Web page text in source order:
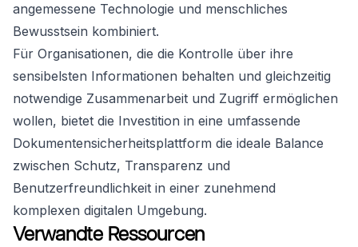
angemessene Technologie und menschliches
Bewusstsein kombiniert.
Für Organisationen, die die Kontrolle über ihre
sensibelsten Informationen behalten und gleichzeitig
notwendige Zusammenarbeit und Zugriff ermöglichen
wollen, bietet die Investition in eine umfassende
Dokumentensicherheitsplattform die ideale Balance
zwischen Schutz, Transparenz und
Benutzerfreundlichkeit in einer zunehmend
komplexen digitalen Umgebung.
Verwandte Ressourcen